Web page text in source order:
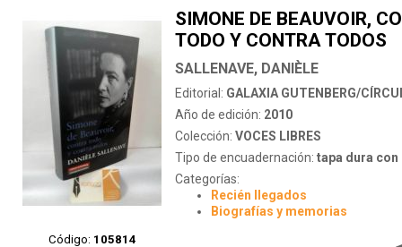
Código: 105814
SIMONE DE BEAUVOIR,
TODO Y CONTRA TODOS
SALLENAVE, DANIÈLE
Editorial: GALAXIA GUTENBERG/CÍRCULO
Año de edición: 2010
Colección: VOCES LIBRES
Tipo de encuadernación: tapa dura con
Categorías:
Recién llegados
Biografías y memorias